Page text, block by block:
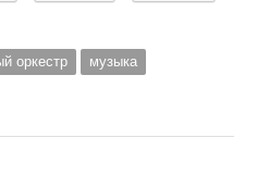
оркестр
музыка